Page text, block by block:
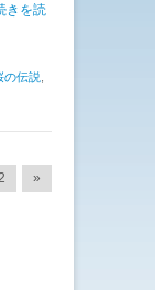
きを読
の伝説
»